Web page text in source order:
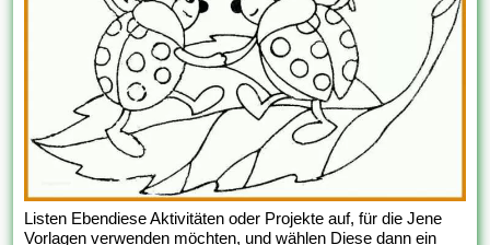
Listen Ebendiese Aktivitäten oder Projekte auf, für die Jene
Vorlagen verwenden möchten, und wählen Diese dann ein